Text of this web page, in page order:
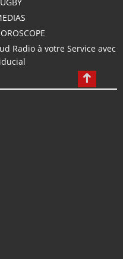
Radio à votre Service avec